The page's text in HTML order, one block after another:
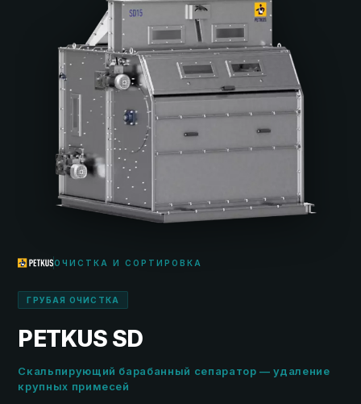
ОЧИСТКА И СОРТИРОВКА
ГРУБАЯ ОЧИСТКА
PETKUS SD
Скальпирующий барабанный сепаратор — удаление
крупных примесей